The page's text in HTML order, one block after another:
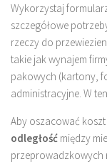
Wykorzystaj
szczegółowe
rzeczy do
takie jak wynajem
pakowych (kartony,
administracyjne. W
Aby oszacować
odległość między
przeprowadzkowych